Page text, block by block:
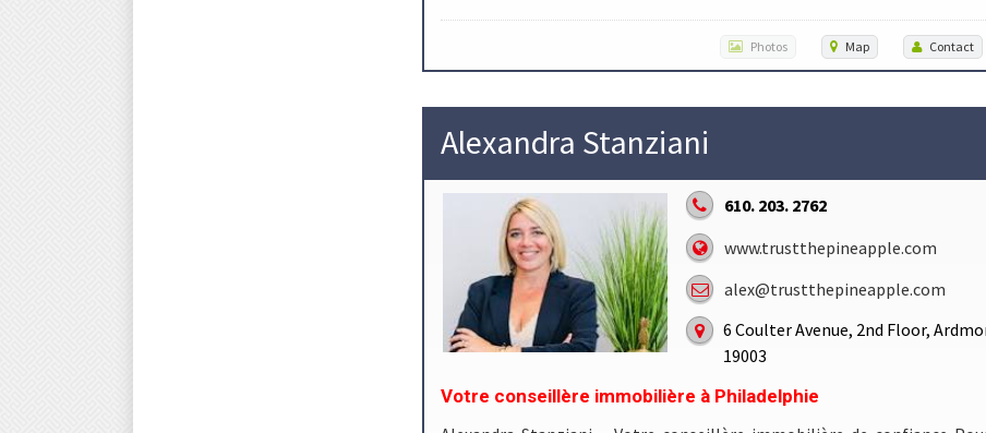
Photos Map Contact
Alexandra Stanziani
610. 203. 2762
www.trustthepineapple.com
alex@trustthepineapple.com
6 Coulter Avenue, 2nd Floor,
19003
Votre conseillère immobilière à Philadelphie